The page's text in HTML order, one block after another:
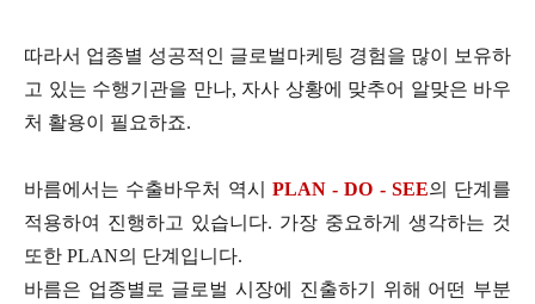
따라서 업종별 성공적인 글로벌마케팅 경험을 많이 보유하
고 있는 수행기관을 만나, 자사 상황에 맞추어 알맞은 바우
처 활용이 필요하죠.
바름에서는 수출바우처 역시 PLAN - DO - SEE의 단계를
적용하여 진행하고 있습니다. 가장 중요하게 생각하는 것
또한 PLAN의 단계입니다.
바름은 업종별로 글로벌 시장에 진출하기 위해 어떤 부분